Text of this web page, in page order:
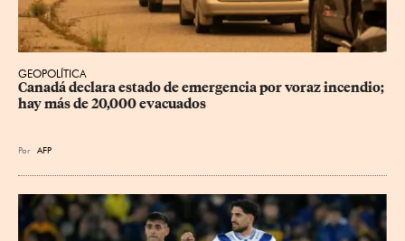
GEOPOLÍTICA
Canadá declara estado de emergencia por voraz incendio;
hay más de 20,000 evacuados
Por AFP